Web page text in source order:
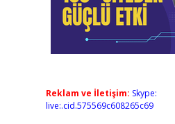
Reklam ve İletişim: Skype:
live:.cid.575569c608265c69